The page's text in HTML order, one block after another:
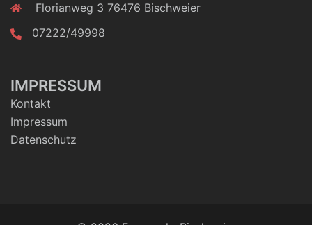
Florianweg 3 76476 Bischweier
07222/49998
IMPRESSUM
Kontakt
Impressum
Datenschutz